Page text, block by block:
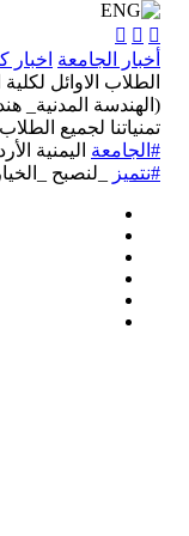
  
أخبار الجامعة اخبار
الطلاب الاوائل
(الهندسة المدنية_
تمنياتنا لجميع
#الجامعة اليمنية
#نتميز
_لنصبح